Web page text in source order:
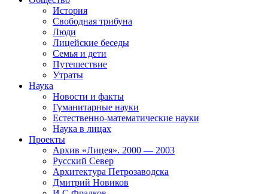
История
Свободная трибуна
Люди
Лицейские беседы
Семья и дети
Путешествие
Утраты
Наука
Новости и факты
Гуманитарные науки
Естественно-математические науки
Наука в лицах
Проекты
Архив «Лицея». 2000 — 2003
Русский Север
Архитектура Петрозаводска
Дмитрий Новиков